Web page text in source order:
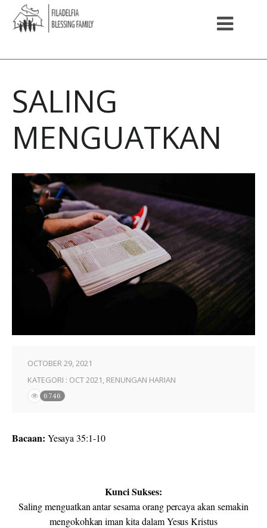
SALING
MENGUATKAN
OCTOBER 29, 2021
KATEGORI : OCT 2021, RENUNGAN HARIAN
6746
Bacaan: Yesaya 35:1-10
Kunci Sukses:
Saling menguatkan antar sesama orang percaya akan semakin
mengokohkan iman kita dalam Yesus Kristus